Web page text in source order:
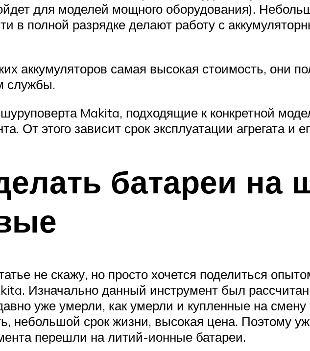
для моделей мощного оборудования).
в полной разрядке делают работу с
аккумуляторов самая высокая стоимость, они
службы.
Makita, подходящие к конкретной
От этого зависит срок эксплуатации агрегата и
батареи на
не скажу, но просто хочется поделиться
Изначально данный инструмент был
уже умерли, как умерли и купленные на
небольшой срок жизни, высокая цена. Поэтому
перешли на литий-ионные батареи.